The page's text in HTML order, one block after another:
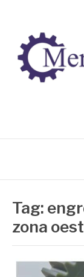
conteúdo
Tag:
zona